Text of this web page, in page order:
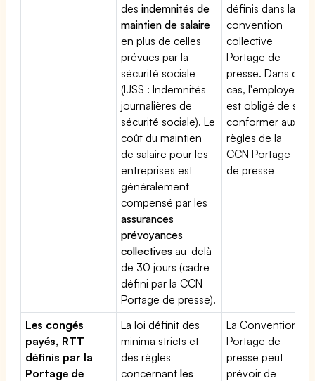
desindemnités de
maintien de salaire
en plus de celles
prévues par la
sécurité sociale
(IJSS : Indemnités
journalières de
sécurité sociale). Le
coût du maintien
de salaire pour les
entreprises est
généralement
compensé par les
assurances
prévoyances
collectives au-delà
de 30 jours (cadre
défini par la CCN
Portage de presse).
définis dans la
convention
collective
Portage de
presse. Dans ce
cas, l'employeur
est obligé de se
conformer aux
règles de la
CCN Portage
de presse
Les congés
payés, RTT
définis par la
Portage de
La loi définit des
minima stricts et
des règles
concernantles
La Convention
Portage de
presse peut
prévoir de